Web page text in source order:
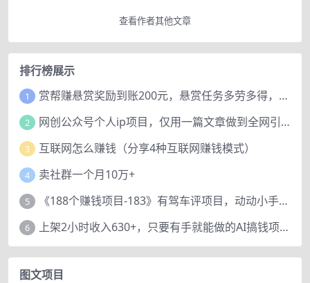
查看作者其他文章
排行榜展示
1 赏帮赚悬赏奖励到账200元，悬赏任务多劳多得，人人可做。
2 网创公众号个人ip项目，仅用一篇文章做到全网引流！
3 互联网怎么赚钱（分享4种互联网赚钱模式）
4 卖社群一个月10万+
5 《188个赚钱项目-183》有驾车评项目，动动小手，复制粘贴赚44元！
6 上架2小时收入630+，只要有手就能做的AI搞钱项目，奶奶看完都能学会!
图文项目